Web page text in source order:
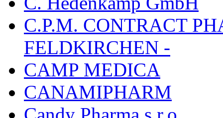
C.P.M. CONTRACT
FELDKIRCHEN -
CAMP MEDICA
CANAMIPHARM